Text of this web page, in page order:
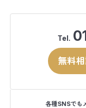
Tel.
無料
各種SNSでも